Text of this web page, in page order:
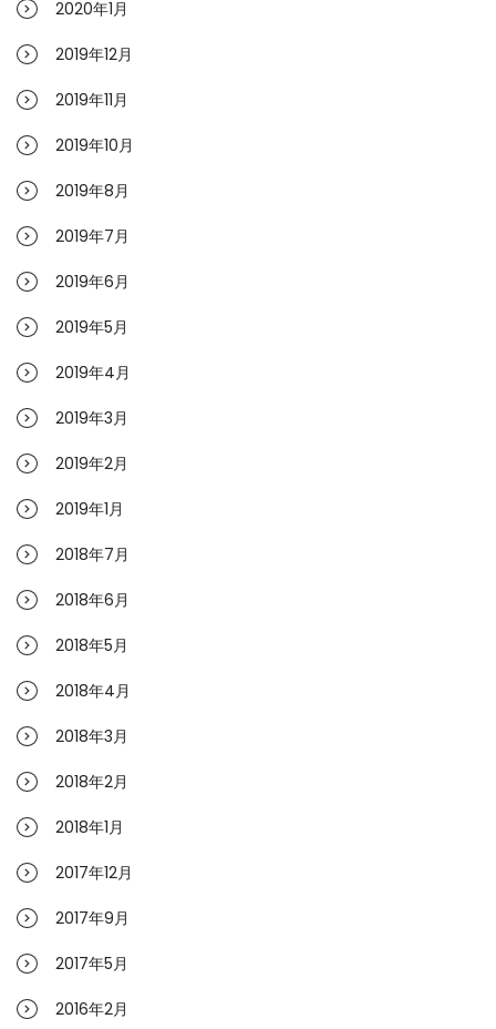
2020年1月
2019年12月
2019年11月
2019年10月
2019年8月
2019年7月
2019年6月
2019年5月
2019年4月
2019年3月
2019年2月
2019年1月
2018年7月
2018年6月
2018年5月
2018年4月
2018年3月
2018年2月
2018年1月
2017年12月
2017年9月
2017年5月
2016年2月